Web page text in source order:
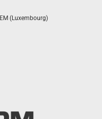
(Luxembourg)